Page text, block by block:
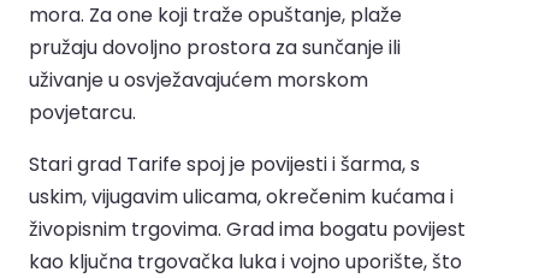
mora. Za one koji traže opuštanje, plaže
pružaju dovoljno prostora za sunčanje ili
uživanje u osvježavajućem morskom
povjetarcu.
Stari grad Tarife spoj je povijesti i šarma, s
uskim, vijugavim ulicama, okrečenim kućama i
živopisnim trgovima. Grad ima bogatu povijest
kao ključna trgovačka luka i vojno uporište, što